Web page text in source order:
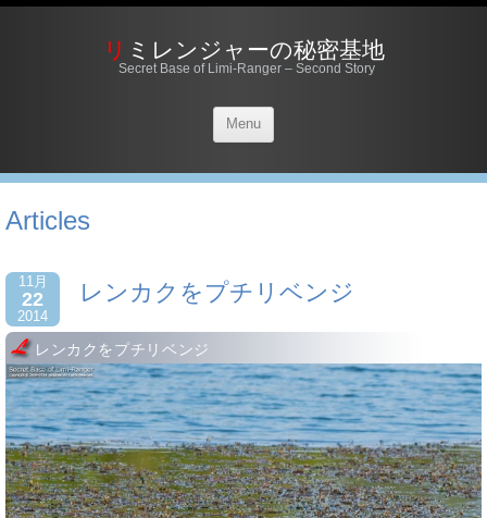
リミレンジャーの秘密基地
Secret Base of Limi-Ranger – Second Story
Menu
Articles
11月
22
2014
レンカクをプチリベンジ
レンカクをプチリベンジ